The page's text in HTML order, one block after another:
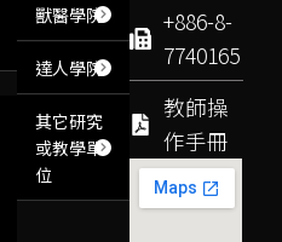
+886-8-
7740165
教師操
作手冊
獸醫學院
達人學院
其它研究
或教學單
位